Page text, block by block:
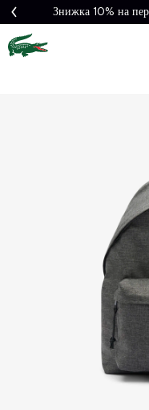
Знижка 10% на
Безкоштовна
доставка від
5000₴*